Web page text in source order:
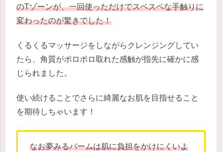
のTゾーンが、一回使っただけでスベスベな手触りに
変わったのが驚きでした！
くるくるマッサージをしながらクレンジングしてい
たら、角質がポロポロ取れた感触が指先に確かに感
じられました。
使い続けることでさらに綺麗なお肌を目指せること
を期待しちゃいます！
なお夢みるバームは肌に負担をかけにくいよ